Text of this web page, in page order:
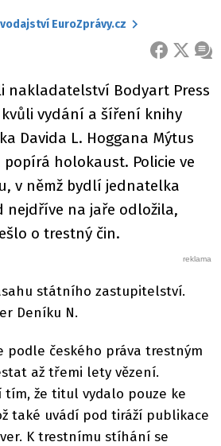
EuroZprávy.cz
FACEBOOK
X
nakladatelství Bodyart Press
vydání a šíření knihy
Davida L. Hoggana Mýtus
holokaust. Policie ve
v němž bydlí jednatelka
nejdříve na jaře odložila,
o trestný čin.
státního zastupitelství.
Deníku N.
podle českého práva trestným
až třemi lety vězení.
tím, že titul vydalo pouze ke
také uvádí pod tiráží publikace
K trestnímu stíhání se